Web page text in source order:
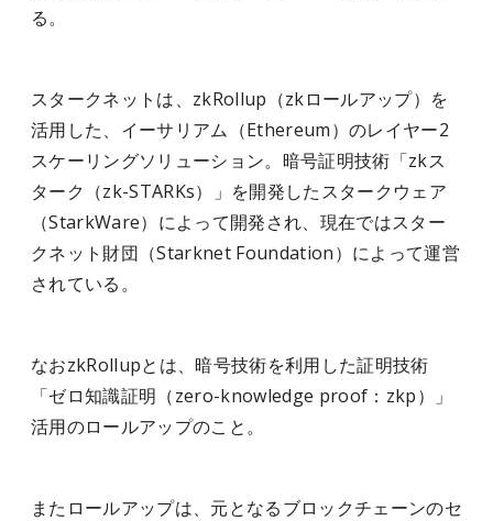
る。
スタークネットは、zkRollup（zkロールアップ）を
活用した、イーサリアム（Ethereum）のレイヤー2
スケーリングソリューション。暗号証明技術「zkス
ターク（zk-STARKs）」を開発したスタークウェア
（StarkWare）によって開発され、現在ではスター
クネット財団（Starknet Foundation）によって運営
されている。
なおzkRollupとは、暗号技術を利用した証明技術
「ゼロ知識証明（zero-knowledge proof：zkp）」
活用のロールアップのこと。
またロールアップは、元となるブロックチェーンのセ